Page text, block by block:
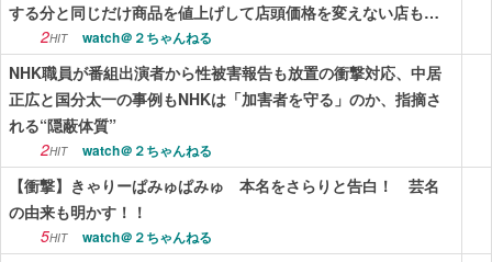
する分と同じだけ商品を値上げして店頭価格を変えない店も…
2HIT watch＠２ちゃんねる
NHK職員が番組出演者から性被害報告も放置の衝撃対応、中居
正広と国分太一の事例もNHKは「加害者を守る」のか、指摘さ
れる“隠蔽体質”
2HIT watch＠２ちゃんねる
【衝撃】きゃりーぱみゅぱみゅ 本名をさらりと告白！ 芸名
の由来も明かす！！
5HIT watch＠２ちゃんねる